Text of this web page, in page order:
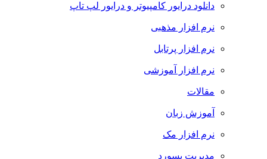
دانلود درایور کامپیوتر و درایور لپ تاپ
نرم افزار مذهبی
نرم افزار پرتابل
نرم افزار آموزشی
مقالات
آموزش زبان
نرم افزار مک
مدیریت پسورد